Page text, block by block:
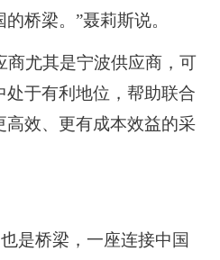
桥梁。”聂莉斯说。
商尤其是宁波供应商，可
处于有利地位，帮助联合
高效、更有成本效益的采
是桥梁，一座连接中国